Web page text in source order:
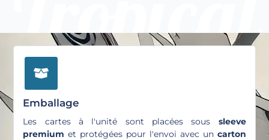
Emballage
Les cartes à l'unité sont placées sous sleeve
premium et protégées pour l'envoi avec un carton